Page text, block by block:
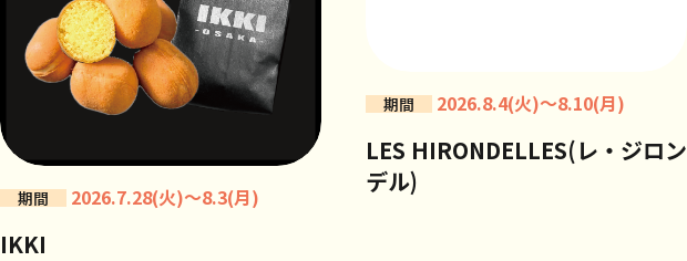
期間 2026.7.28(火)～8.3(月)
IKKI
期間 2026.8.4(火)～8.10(月)
LES HIRONDELLES(レ・ジロン
デル)